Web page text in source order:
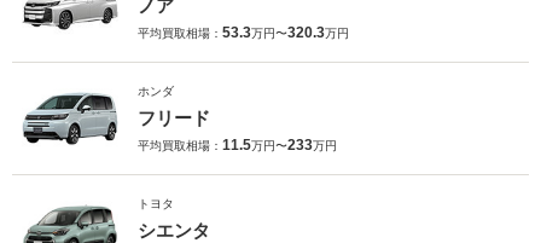
ノア
平均買取相場： 53.3万円〜320.3万円
ホンダ
フリード
平均買取相場： 11.5万円〜233万円
トヨタ
シエンタ